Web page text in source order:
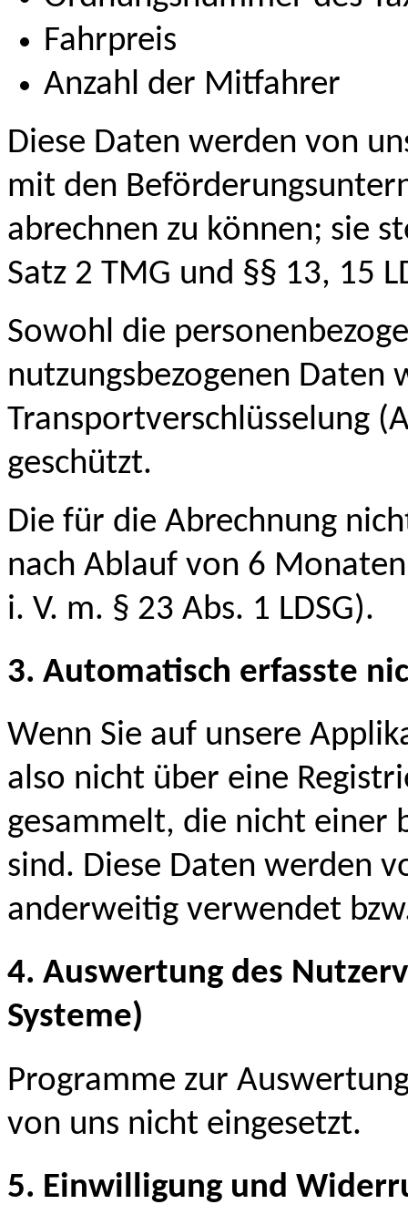
Fahrpreis
Anzahl der Mitfahrer
Diese Daten werden von
mit den
abrechnen zu können; sie
Satz 2 TMG und §§ 13, 15
Sowohl die
nutzungsbezogenen Daten
Transportverschlüsselung
geschützt.
Die für die Abrechnung
nach Ablauf von 6
i. V. m. § 23 Abs. 1 LDSG).
3. Automatisch erfasste
Wenn Sie auf unsere
also nicht über eine
gesammelt, die nicht einer
sind. Diese Daten werden
anderweitig verwendet
4. Auswertung des
Systeme)
Programme zur
von uns nicht eingesetzt.
5. Einwilligung und